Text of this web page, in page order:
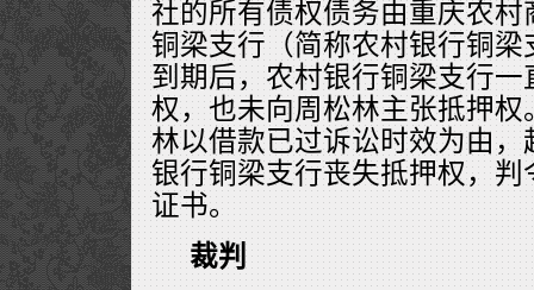
社的所有债权债务由重庆农
铜梁支行（简称农村银行铜
到期后，农村银行铜梁支行
权，也未向周松林主张抵押权
林以借款已过诉讼时效为由
银行铜梁支行丧失抵押权，
证书。
裁判